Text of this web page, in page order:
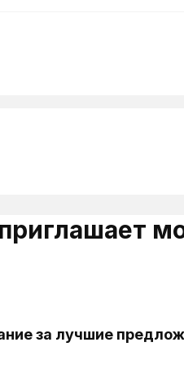
за лучшие